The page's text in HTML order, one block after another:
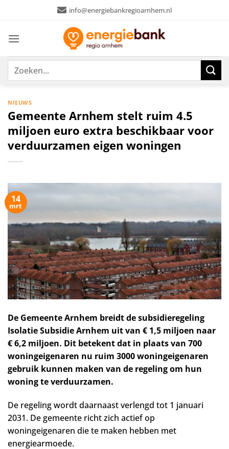
info@energiebankregioarnhem.nl
NIEUWS
Gemeente Arnhem stelt ruim 4.5
miljoen euro extra beschikbaar voor
verduurzamen eigen woningen
14
mrt
De Gemeente Arnhem breidt de subsidieregeling
Isolatie Subsidie Arnhem uit van € 1,5 miljoen naar
€ 6,2 miljoen. Dit betekent dat in plaats van 700
woningeigenaren nu ruim 3000 woningeigenaren
gebruik kunnen maken van de regeling om hun
woning te verduurzamen.
De regeling wordt daarnaast verlengd tot 1 januari
2031. De gemeente richt zich actief op
woningeigenaren die te maken hebben met
energiearmoede.